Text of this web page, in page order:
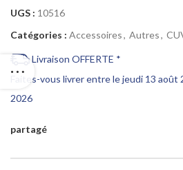
UGS : 10516
Catégories : Accessoires, Autres,
Livraison OFFERTE *
Faites-vous livrer entre le jeudi 13
2026
partagé